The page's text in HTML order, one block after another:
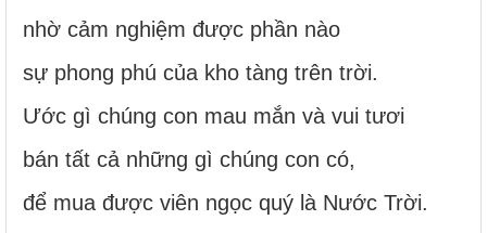
nhờ cảm nghiệm được phần nào
sự phong phú của kho tàng trên trời.
Ước gì chúng con mau mắn và vui tươi
bán tất cả những gì chúng con có,
để mua được viên ngọc quý là Nước Trời.